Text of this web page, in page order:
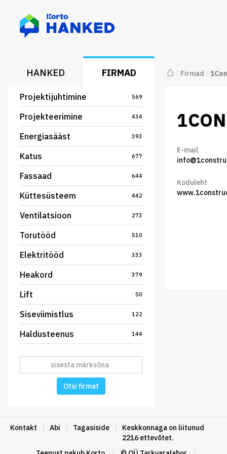
HANKED FIRMAD
Projektijuhtimine 569
Projekteerimine 434
Energiasääst 393
Katus 677
Fassaad 644
Küttesüsteem 442
Ventilatsioon 273
Torutööd 510
Elektritööd 333
Heakord 379
Lift 50
Siseviimistlus 122
Haldusteenus 144
Otsi firmat
⌂ / Firmad /
E-mail
Koduleht
Kontakt | Abi | Tagasiside |
Keskkonnaga on liitunud
2216 ettevõtet.